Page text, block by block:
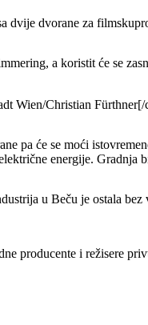
dvorane za
a koristit će se
Wien/Christian
pa će se moći
energije. Gradnja
u Beču je ostala
producente i režisere